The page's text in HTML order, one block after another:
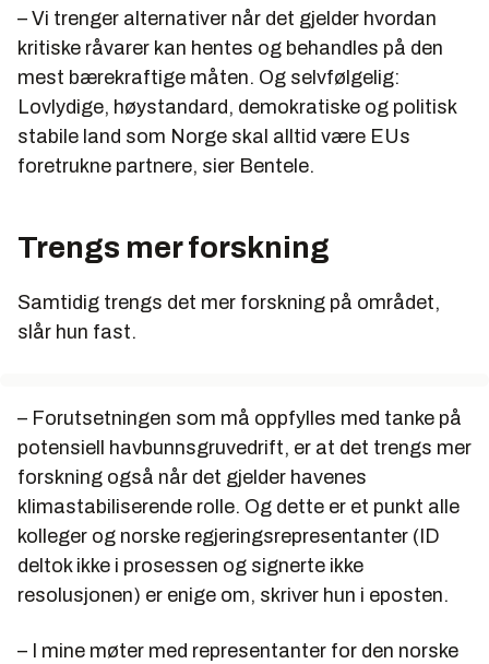
– Vi trenger alternativer når det gjelder hvordan
kritiske råvarer kan hentes og behandles på den
mest bærekraftige måten. Og selvfølgelig:
Lovlydige, høystandard, demokratiske og politisk
stabile land som Norge skal alltid være EUs
foretrukne partnere, sier Bentele.
Trengs mer forskning
Samtidig trengs det mer forskning på området,
slår hun fast.
– Forutsetningen som må oppfylles med tanke på
potensiell havbunnsgruvedrift, er at det trengs mer
forskning også når det gjelder havenes
klimastabiliserende rolle. Og dette er et punkt alle
kolleger og norske regjeringsrepresentanter (ID
deltok ikke i prosessen og signerte ikke
resolusjonen) er enige om, skriver hun i eposten.
– I mine møter med representanter for den norske